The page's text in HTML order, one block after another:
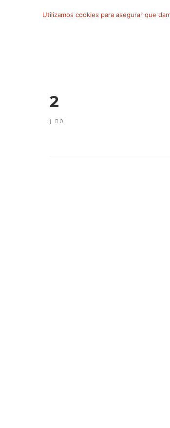
por:
2
| 0
Utilizamos cookies para asegurar que